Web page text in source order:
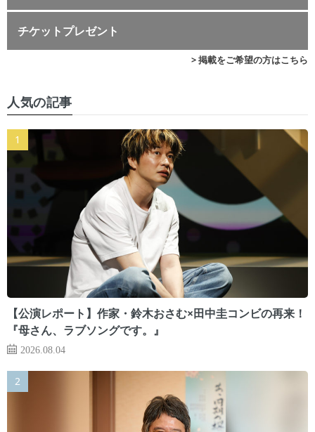
チケットプレゼント
> 掲載をご希望の方はこちら
人気の記事
【公演レポート】作家・鈴木おさむ×田中圭コンビの再来！
『母さん、ラブソングです。』
2026.08.04